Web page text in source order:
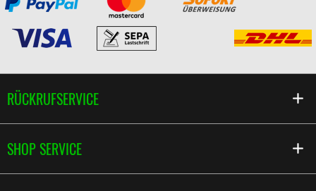
RÜCKRUFSERVICE
SHOP SERVICE